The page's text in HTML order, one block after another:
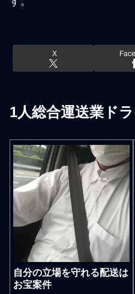
X
1人総合運送業ド
自分の立場を守れる配送は
お宝案件